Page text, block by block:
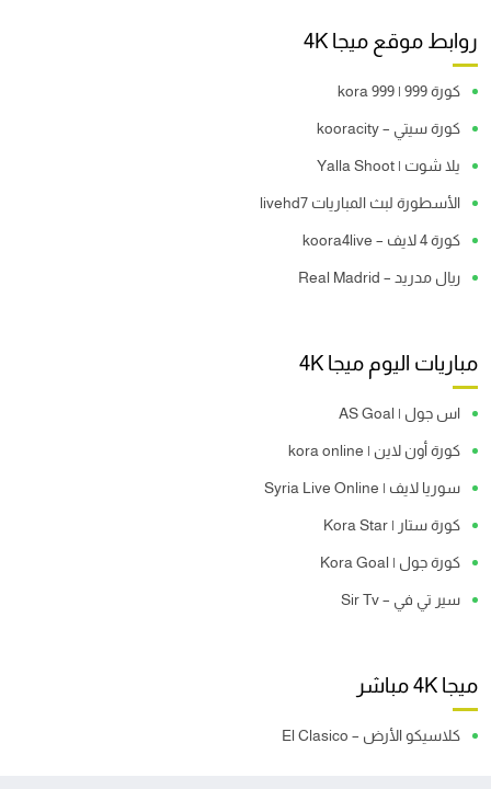
روابط موقع ميجا 4K
كورة 999 | kora 999
كورة سيتي – kooracity
يلا شوت | Yalla Shoot
الأسطورة لبث المباريات livehd7
كورة 4 لايف – koora4live
ريال مدريد – Real Madrid
مباريات اليوم ميجا 4K
اس جول | AS Goal
كورة أون لاين | kora online
سوريا لايف | Syria Live Online
كورة ستار | Kora Star
كورة جول | Kora Goal
سير تي في – Sir Tv
ميجا 4K مباشر
كلاسيكو الأرض – El Clasico